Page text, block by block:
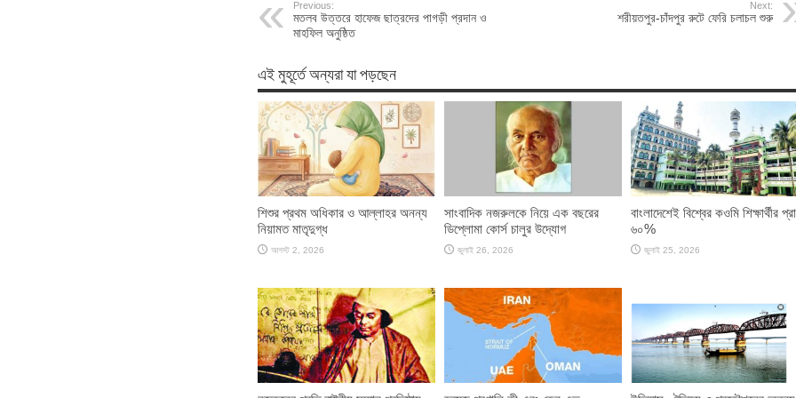
Previous:
মতলব উত্তরে হাফেজ ছাত্রদের পাগড়ী প্রদান ও
মাহফিল অনুষ্ঠিত
Next:
শরীয়তপুর-চাঁদপুর রুটে ফেরি চলাচল শুরু
এই মুহূর্তে অন্যরা যা পড়ছেন
শিশুর প্রথম অধিকার ও আল্লাহর অনন্য
নিয়ামত মাতৃদুগ্ধ
আগস্ট 2, 2026
সাংবাদিক নজরুলকে নিয়ে এক বছরের
ডিপ্লোমা কোর্স চালুর উদ্যোগ
জুলাই 26, 2026
বাংলাদেশেই বিশ্বের কওমি শিক্ষার্থীর
৬০%
জুলাই 25, 2026